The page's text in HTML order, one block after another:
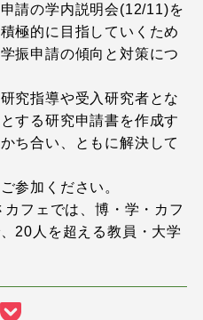
請の学内説明会(12/11)を
極的に目指していくため
振申請の傾向と対策につ
究指導や受入研究者とな
する研究申請書を作成す
ち合い、ともに解決して
参加ください。
フェでは、博・学・カフ
20人を超える教員・大学